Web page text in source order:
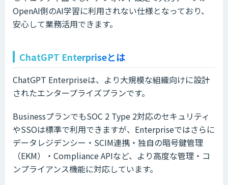
OpenAI側のAI学習に利用されない仕様となっており、
安心して業務活用できます。
ChatGPT Enterpriseとは
ChatGPT Enterpriseは、より大規模な組織向けに設計
されたエンタープライズプランです。
BusinessプランでもSOC 2 Type 2対応のセキュリティ
やSSOは標準で利用できますが、Enterpriseではさらに
データレジデンシー・SCIM連携・独自の暗号鍵管理
（EKM）・Compliance APIなど、より高度な管理・コ
ンプライアンス機能に対応しています。